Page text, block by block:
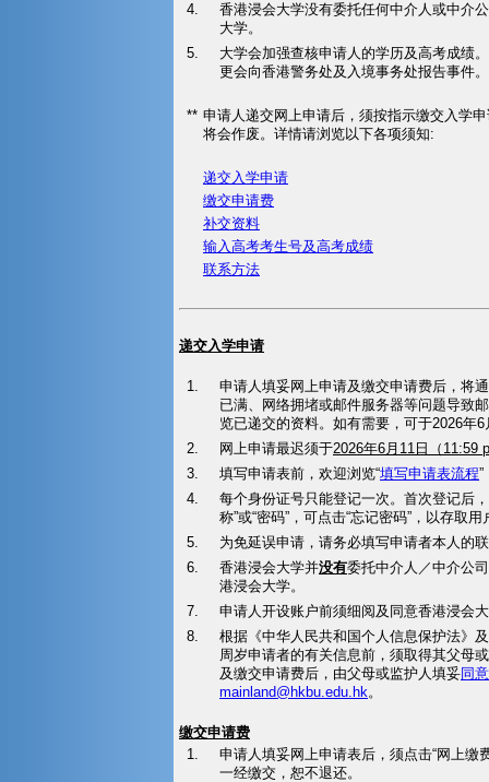
4.
香港浸会大学没有委托任何中介人或中介
大学。
5.
大学会加强查核申请人的学历及高考成绩
更会向香港警务处及入境事务处报告事件。
** 申请人递交网上申请后，须按指示缴交入学
将会作废。详情请浏览以下各项须知:
递交入学申请
缴交申请费
补交资料
输入高考考生号及高考成绩
联系方法
递交入学申请
1.
申请人填妥网上申请及缴交申请费后，将
已满、网络拥堵或邮件服务器等问题导致
览已递交的资料。如有需要，可于2026年
2.
网上申请最迟须于2026年6月11日（11:59
3.
填写申请表前，欢迎浏览“填写申请表流程
4.
每个身份证号只能登记一次。首次登记后
称”或“密码”，可点击“忘记密码”，以存取
5.
为免延误申请，请务必填写申请者本人的
6.
香港浸会大学并没有委托中介人／中介公
港浸会大学。
7.
申请人开设账户前须细阅及同意香港浸会
8.
根据《中华人民共和国个人信息保护法》
周岁申请者的有关信息前，须取得其父母
及缴交申请费后，由父母或监护人填妥同
mainland@hkbu.edu.hk 。
缴交申请费
1.
申请人填妥网上申请表后，须点击“网上缴
一经缴交，恕不退还。